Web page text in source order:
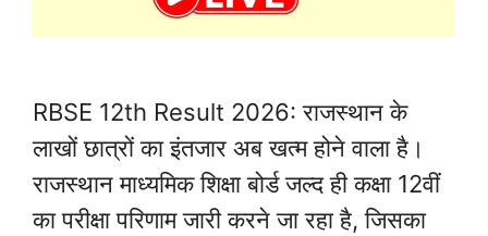
RBSE 12th Result 2026: राजस्थान के
लाखों छात्रों का इंतजार अब खत्म होने वाला है।
राजस्थान माध्यमिक शिक्षा बोर्ड जल्द ही कक्षा 12वीं
का परीक्षा परिणाम जारी करने जा रहा है, जिसका